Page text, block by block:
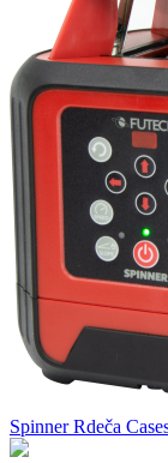
Spinner Rdeča